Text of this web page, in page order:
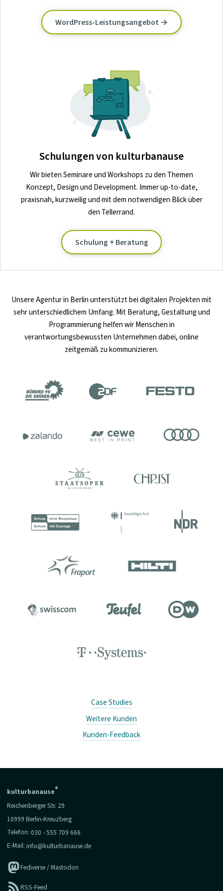
WordPress-Leistungsangebot →
Schulungen von kulturbanause
Wir bieten Seminare und Workshops zu den Themen
Konzept, Design und Development. Immer up-to-date,
praxisnah, kurzweilig und mit dem notwendigen Blick über
den Tellerrand.
Schulung + Beratung
UnsereAgentur in Berlinunterstützt bei digitalen Projekten mit
sehr unterschiedlichem Umfang. Mit Beratung, Gestaltung und
Programmierung helfen wir Menschen in
verantwortungsbewussten Unternehmen dabei, online
zeitgemäß zu kommunizieren.
Case Studies
Weitere Kunden
Kunden-Feedback
kulturbanause®
Reichenberger Str. 29
10999 Berlin-Kreuzberg
Telefon: 030 - 555 709 666
E-Mail: info@kulturbanause.de
Fediverse / Mastodon
RSS-Feed